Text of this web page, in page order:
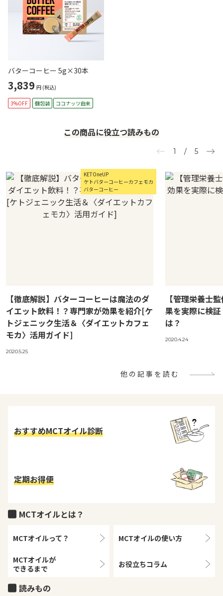
バターコーヒー 5g×30本
3,839 円 (税込)
3%OFF 個包装 ココナッツ由来
この商品に役立つ読みもの
1 / 5
KETOneUP
ケトバターコーヒーカフェモカ
バターコーヒー
【徹底解説】バターコーヒーは魔法のダ
イエット飲料！？専門家が効果を紹介[ケ
トジェニック生活＆〈ダイエットカフェ
モカ〉活用ガイド]
2020.5.25
【管理栄養士
果を実際に検
は？
2020.4.24
他の記事を読む
おすすめMCTオイル診断
定期お得便
MCTオイルとは？
MCTオイルって？ MCTオイルの使い方
MCTオイルが
できるまで
お役立ちコラム
読みもの